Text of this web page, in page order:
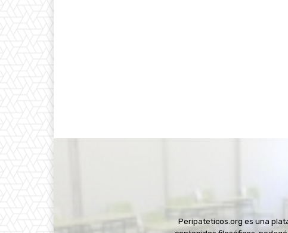
Peripateticos.org es una